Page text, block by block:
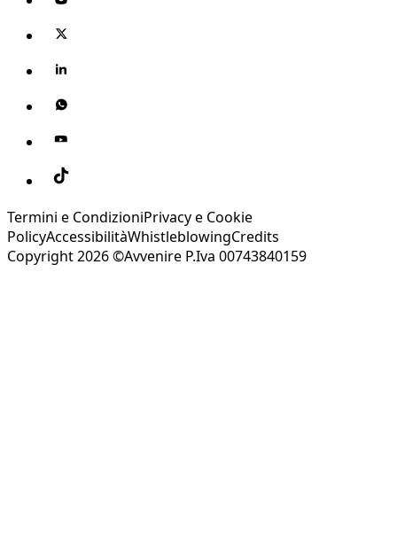
Termini e CondizioniPrivacy e Cookie
PolicyAccessibilitàWhistleblowingCredits
Copyright 2026 ©Avvenire P.Iva 00743840159